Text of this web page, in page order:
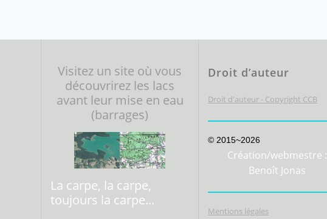
Visitez un site où vous
découvrirez les lacs
avant leur mise en eau
(barrages)
La carpe, la carpe,
toujours la carpe...
Droit d’auteur
Droit d'auteur - Copyright CCB
© 2015~2026
Création/webmestre :
Benoît Jonas
Mentions légales